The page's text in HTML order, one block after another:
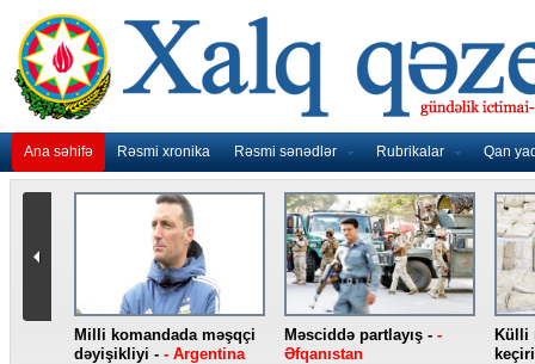
Ana səhifə Rəsmi xronika Rəsmi sənədlər Rubrikalar Qan
Milli komandada məşqçi
dəyişikliyi - - Argentina
Məsciddə partlayış - -
Əfqanıstan
Külli